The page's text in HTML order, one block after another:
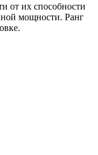
от их способности
мощности. Ранг